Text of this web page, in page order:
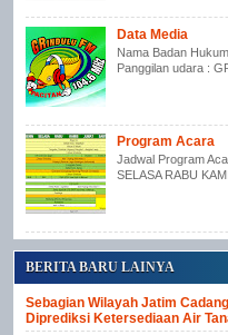
Data Media
Nama Badan
Panggilan udara :
Program Acara
Jadwal Program
SELASA RABU
BERITA BARU LAINYA
Sebagian Wilayah Jatim
Diprediksi Ketersediaan Air